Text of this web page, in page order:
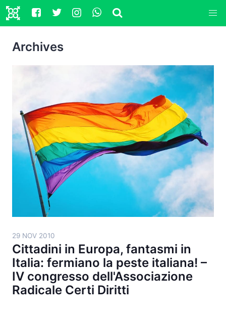
Archives
29 NOV 2010
Cittadini in Europa, fantasmi in
Italia: fermiano la peste italiana! –
IV congresso dell'Associazione
Radicale Certi Diritti